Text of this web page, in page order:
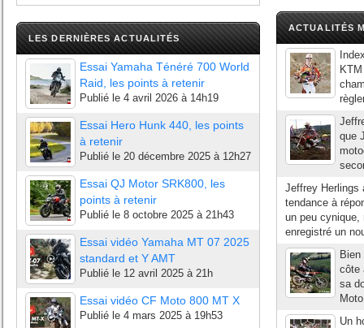
LES DERNIÈRES ACTUALITÉS
Essai Yamaha Ténéré 700 World
Raid, les points à retenir
Publié le 4 avril 2026 à 14h19
Essai Hero Hunk 440, les points
à retenir
Publié le 20 décembre 2025 à 12h27
Essai QJ Motor SRK800, les
points à retenir
Publié le 8 octobre 2025 à 21h43
Essai vidéo Yamaha MT 07 2025
standard et Y AMT
Publié le 12 avril 2025 à 21h
Essai vidéo CF Moto 800 MT X
Publié le 4 mars 2025 à 19h53
ACTUALITÉS
que
Jeffrey Herlings
tendance à
un peu cynique,
enregistré un
côte
sa
Un